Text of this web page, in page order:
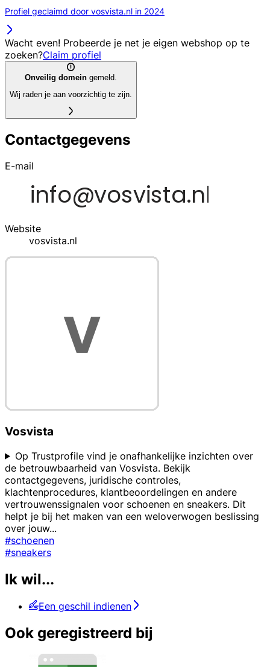
Profiel geclaimd door vosvista.nl in 2024
Wacht even! Probeerde je net je eigen webshop op te
zoeken?Claim profiel
Onveilig domein gemeld.
Wij raden je aan voorzichtig te zijn.
Contactgegevens
E-mail
Website
vosvista.nl
Vosvista
Op Trustprofile vind je onafhankelijke inzichten over
de betrouwbaarheid van Vosvista. Bekijk
contactgegevens, juridische controles,
klachtenprocedures, klantbeoordelingen en andere
vertrouwenssignalen voor schoenen en sneakers. Dit
helpt je bij het maken van een weloverwogen beslissing
over jouw...
#schoenen
#sneakers
Ik wil...
Een geschil indienen
Ook geregistreerd bij